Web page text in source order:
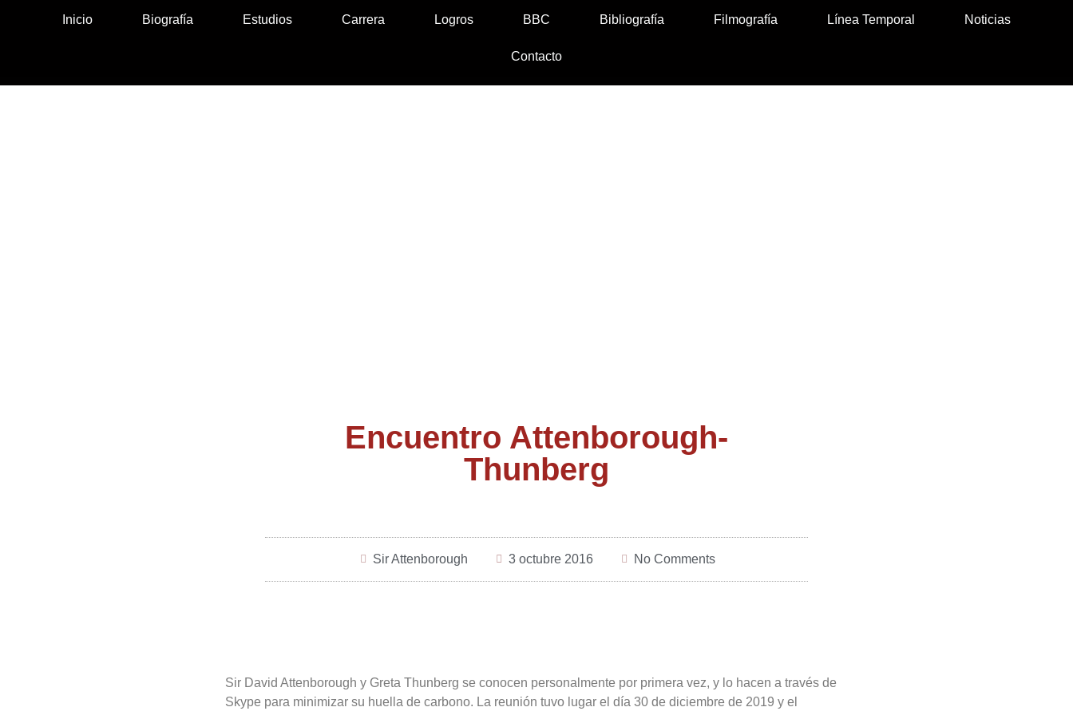
Inicio Biografía Estudios Carrera Logros BBC Bibliografía Filmografía Línea Temporal Noticias
Contacto
Encuentro Attenborough-
Thunberg
Sir Attenborough 3 octubre 2016 No Comments
Sir David Attenborough y Greta Thunberg se conocen personalmente por primera vez, y lo hacen a través de
Skype para minimizar su huella de carbono. La reunión tuvo lugar el día 30 de diciembre de 2019 y el